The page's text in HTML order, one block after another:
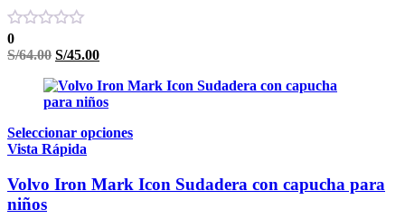
0
S/64.00 El
original
era:
S/45.00El
actual
es:
Seleccionar opciones
Vista Rápida
Volvo Iron Mark Icon Sudadera con capucha para
niños